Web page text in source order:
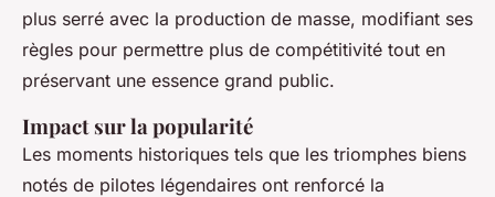
plus serré avec la production de masse, modifiant ses
règles pour permettre plus de compétitivité tout en
préservant une essence grand public.
Impact sur la popularité
Les moments historiques tels que les triomphes biens
notés de pilotes légendaires ont renforcé la